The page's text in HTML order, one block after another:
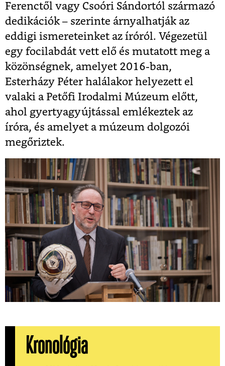
Ferenctől vagy Csoóri Sándortól származó
dedikációk – szerinte árnyalhatják az
eddigi ismereteinket az íróról. Végezetül
egy focilabdát vett elő és mutatott meg a
közönségnek, amelyet 2016-ban,
Esterházy Péter halálakor helyezett el
valaki a Petőfi Irodalmi Múzeum előtt,
ahol gyertyagyújtással emlékeztek az
íróra, és amelyet a múzeum dolgozói
megőriztek.
Kronológia